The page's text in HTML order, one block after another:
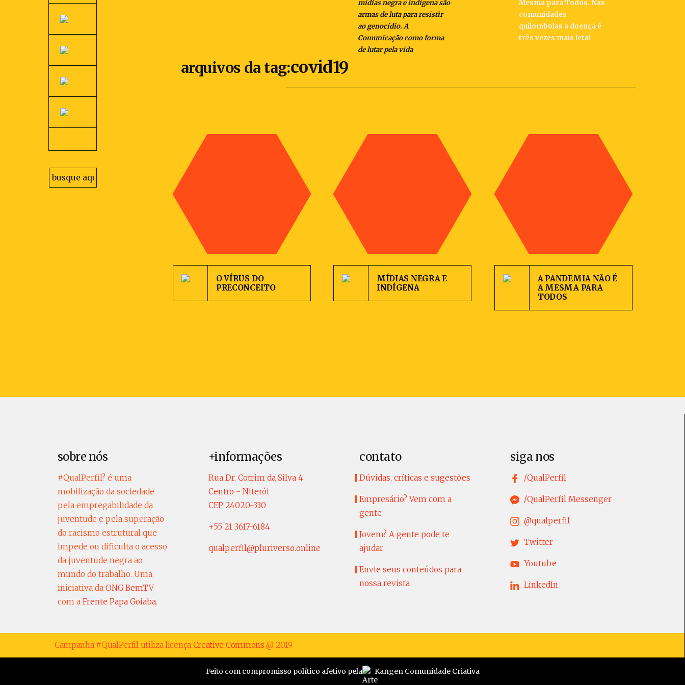
arquivos da tag:covid19
O VÍRUS DO
PRECONCEITO
MÍDIAS NEGRA E
INDÍGENA
mídias negra e indígena são
armas de luta para resistir
ao genocídio. A
Comunicação como forma
de lutar pela vida
A PANDEMIA NÃO É
A MESMA PARA
TODOS
Mesma para Todos. Nas
comunidades
quilombolas a doença é
três vezes mais letal
sobre nós
#QualPerfil? é uma
mobilização da sociedade
pela empregabilidade da
juventude e pela superação
do racismo estrutural que
impede ou dificulta o acesso
da juventude negra ao
mundo do trabalho. Uma
iniciativa da ONG BemTV
com a Frente Papa Goiaba.
+informações
Rua Dr. Cotrim da Silva 4
Centro - Niterói
CEP 24020-330
+55 21 3617-6184
qualperfil@pluriverso.online
contato
Dúvidas, críticas e sugestões
Empresário? Vem com a
gente
Jovem? A gente pode te
ajudar
Envie seus conteúdos para
nossa revista
siga nos
/QualPerfil
/QualPerfil Messenger
@qualperfil
Twitter
Youtube
LinkedIn
Campanha #QualPerfil utiliza licença Creative Commons @ 2019
Feito com compromisso político afetivo pela Kangen Comunidade Criativa